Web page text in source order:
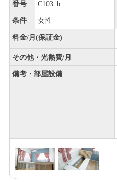
番号 C103_b
条件 女性
料金/月(保証金)
その他・光熱費/月
備考・部屋設備